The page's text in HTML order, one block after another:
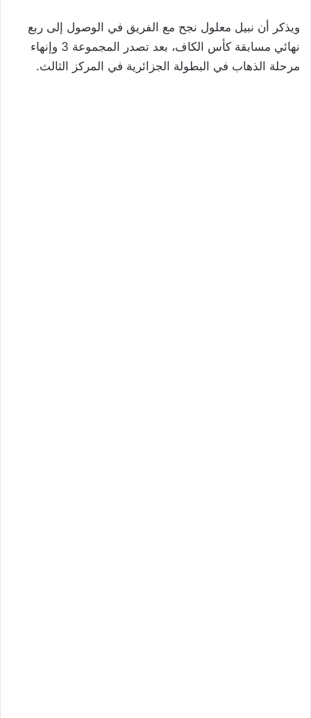
ويذكر أن نبيل معلول نجح مع الفريق في الوصول إلى ربع
نهائي مسابقة كأس الكاف، بعد تصدر المجموعة 3 وإنهاء
مرحلة الذهاب في البطولة الجزائرية في المركز الثالث.